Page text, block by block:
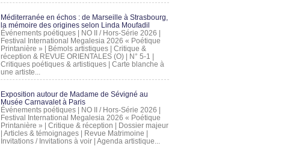
Méditerranée en échos : de Marseille à Strasbourg,
la mémoire des origines selon Linda Moufadil
Événements poétiques | NO II / Hors-Série 2026 |
Festival International Megalesia 2026 « Poétique
Printanière » | Bémols artistiques | Critique &
réception & REVUE ORIENTALES (O) | N° 5-1 |
Critiques poétiques & artistiques | Carte blanche à
une artiste...
Exposition autour de Madame de Sévigné au
Musée Carnavalet à Paris
Événements poétiques | NO II / Hors-Série 2026 |
Festival International Megalesia 2026 « Poétique
Printanière » | Critique & réception | Dossier majeur
| Articles & témoignages | Revue Matrimoine |
Invitations / Invitations à voir | Agenda artistique...